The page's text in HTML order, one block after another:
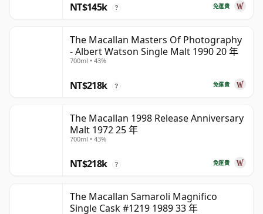
免運費
NT$145k ?
The Macallan Masters Of Photography
- Albert Watson Single Malt 1990 20 年
700ml • 43%
免運費
NT$218k ?
The Macallan 1998 Release Anniversary
Malt 1972 25 年
700ml • 43%
免運費
NT$218k ?
The Macallan Samaroli Magnifico
Single Cask #1219 1989 33 年